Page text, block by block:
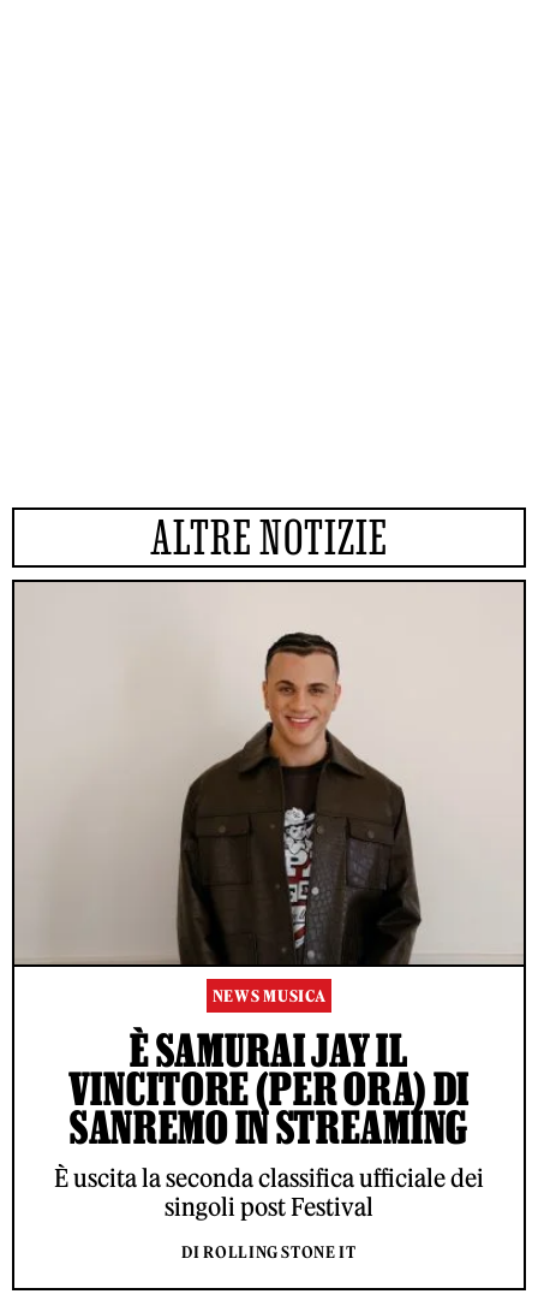
ALTRE NOTIZIE
NEWS MUSICA
È SAMURAI JAY IL
VINCITORE (PER ORA) DI
SANREMO IN STREAMING
È uscita la seconda classifica ufficiale dei
singoli post Festival
DI ROLLING STONE IT